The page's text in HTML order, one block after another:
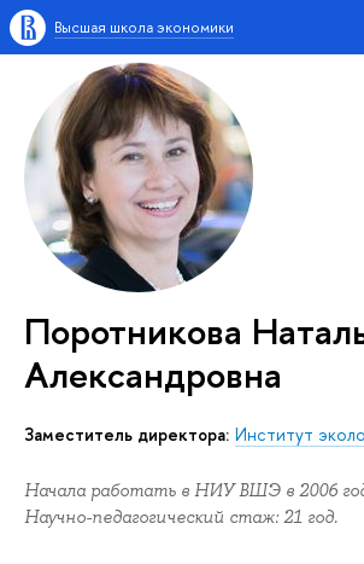
Высшая школа экономики
Поротникова
Александровна
Заместитель директора: Институт
Начала работать в НИУ ВШЭ в 2006
Научно-педагогический стаж: 21 год.